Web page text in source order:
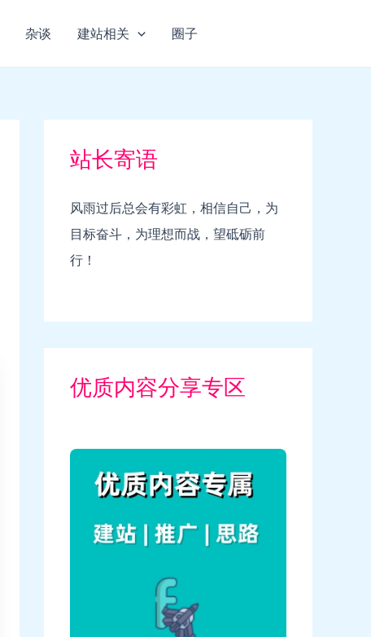
杂谈 建站相关 圈子
站长寄语
风雨过后总会有彩虹，相信自己，为
目标奋斗，为理想而战，望砥砺前
行！
优质内容分享专区